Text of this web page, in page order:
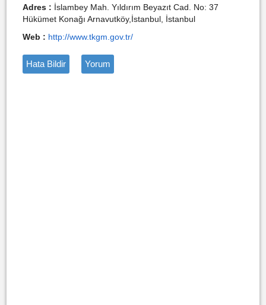
Adres : İslambey Mah. Yıldırım Beyazıt Cad. No: 37
Hükümet Konağı Arnavutköy,İstanbul, İstanbul
Web : http://www.tkgm.gov.tr/
Hata Bildir Yorum